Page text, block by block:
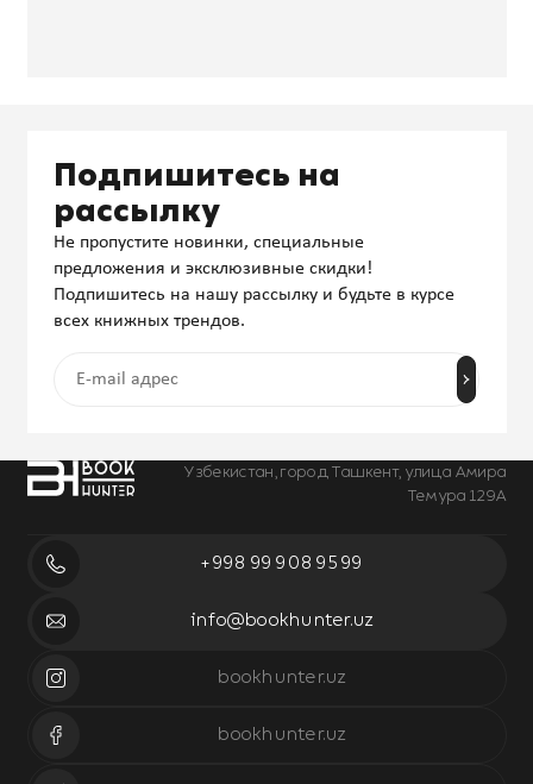
Узбекистан, город Ташкент, улица Амира
Темура 129А
+998 99 908 95 99
info@bookhunter.uz
bookhunter.uz
bookhunter.uz
Подпишитесь на
рассылку
Не пропустите новинки, специальные
предложения и эксклюзивные скидки!
Подпишитесь на нашу рассылку и будьте в курсе
всех книжных трендов.